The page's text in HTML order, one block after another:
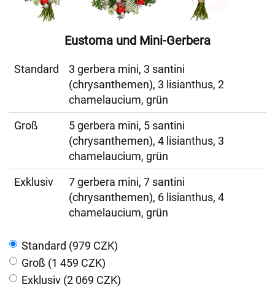
Eustoma und Mini-Gerbera
Standard
3 gerbera mini, 3 santini
(chrysanthemen), 3 lisianthus, 2
chamelaucium, grün
Groß
5 gerbera mini, 5 santini
(chrysanthemen), 4 lisianthus, 3
chamelaucium, grün
Exklusiv
7 gerbera mini, 7 santini
(chrysanthemen), 6 lisianthus, 4
chamelaucium, grün
Standard (979 CZK)
Groß (1 459 CZK)
Exklusiv (2 069 CZK)